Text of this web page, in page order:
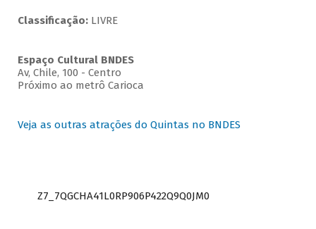
Classificação: LIVRE
Espaço Cultural BNDES
Av, Chile, 100 - Centro
Próximo ao metrô Carioca
Veja as outras atrações do Quintas no BNDES
Z7_7QGCHA41L0RP906P422Q9Q0JM0